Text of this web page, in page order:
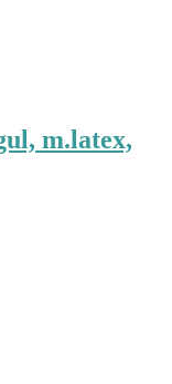
m.latex,